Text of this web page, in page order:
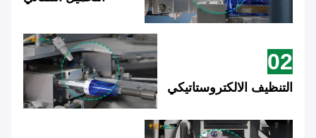
02
التنظيف الالكتروستاتيكي